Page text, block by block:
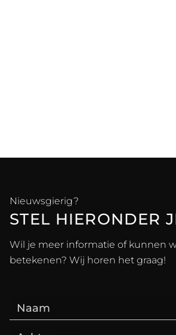
Nieuwsgierig?
STEL HIERONDER
Wil je meer informatie of kunnen
betekenen? Wij horen het graag!